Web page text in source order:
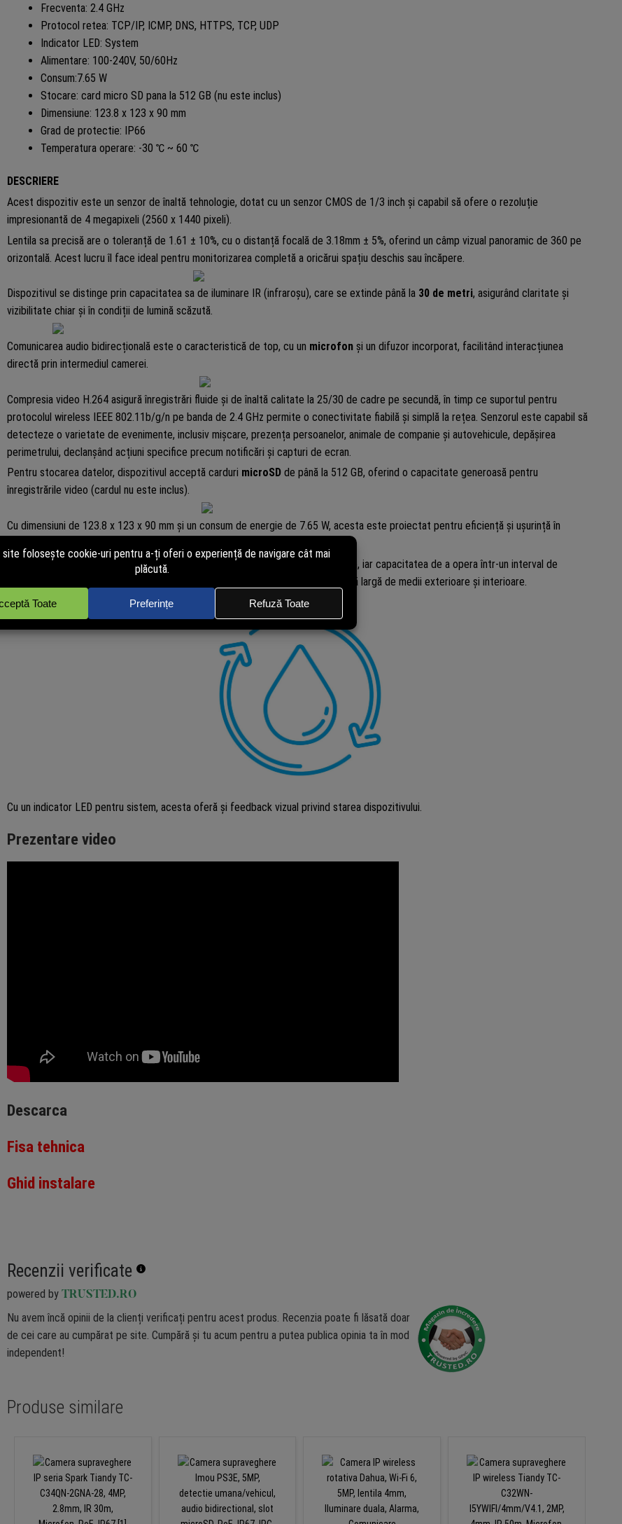
Frecventa: 2.4 GHz
Protocol retea: TCP/IP, ICMP, DNS, HTTPS, TCP, UDP
Indicator LED: System
Alimentare: 100-240V, 50/60Hz
Consum:7.65 W
Stocare: card micro SD pana la 512 GB (nu este inclus)
Dimensiune: 123.8 x 123 x 90 mm
Grad de protectie: IP66
Temperatura operare: -30 ℃ ~ 60 ℃
DESCRIERE
Acest dispozitiv este un senzor de înaltă tehnologie, dotat cu un senzor CMOS de 1/3 inch și capabil să ofere o rezoluție
impresionantă de 4 megapixeli (2560 x 1440 pixeli).
Lentila sa precisă are o toleranță de 1.61 ± 10%, cu o distanță focală de 3.18mm ± 5%, oferind un câmp vizual panoramic de 360 pe
orizontală. Acest lucru îl face ideal pentru monitorizarea completă a oricărui spațiu deschis sau încăpere.
Dispozitivul se distinge prin capacitatea sa de iluminare IR (infraroșu), care se extinde până la 30 de metri, asigurând claritate și
vizibilitate chiar și în condiții de lumină scăzută.
Comunicarea audio bidirecțională este o caracteristică de top, cu un microfon și un difuzor incorporat, facilitând interacțiunea
directă prin intermediul camerei.
Compresia video H.264 asigură înregistrări fluide și de înaltă calitate la 25/30 de cadre pe secundă, în timp ce suportul pentru
protocolul wireless IEEE 802.11b/g/n pe banda de 2.4 GHz permite o conectivitate fiabilă și simplă la rețea. Senzorul este capabil să
detecteze o varietate de evenimente, inclusiv mișcare, prezența persoanelor, animale de companie și autovehicule, depășirea
perimetrului, declanșând acțiuni specifice precum notificări și capturi de ecran.
Pentru stocarea datelor, dispozitivul acceptă carduri microSD de până la 512 GB, oferind o capacitate generoasă pentru
înregistrările video (cardul nu este inclus).
Cu dimensiuni de 123.8 x 123 x 90 mm și un consum de energie de 7.65 W, acesta este proiectat pentru eficiență și ușurință în
Gradul de protecție
IP66
îl face rezistent la condiții meteorologice nefavorabile, iar capacitatea de a opera într-un interval de
temperatură de la -30 ℃ până la 60 ℃ îl face potrivit pentru utilizare într-o gamă largă de medii exterioare și interioare.
Cu un indicator LED pentru sistem, acesta oferă și feedback vizual privind starea dispozitivului.
Prezentare video
Descarca
Fisa tehnica
Ghid instalare
Recenzii verificate
powered by TRUSTED.RO
Nu avem încă opinii de la clienți verificați pentru acest produs. Recenzia poate fi lăsată doar
de cei care au cumpărat pe site. Cumpără și tu acum pentru a putea publica opinia ta în mod
independent!
Produse similare